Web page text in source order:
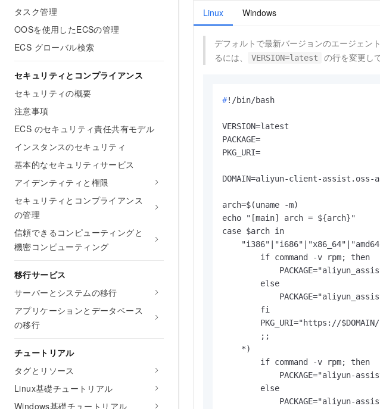
タスク管理
OOSを使用したECSの管理
ECS グローバル検索
セキュリティとコンプライアンス
セキュリティの概要
注意事項
ECS のセキュリティ責任共有モデル
インスタンスのセキュリティ
基本的なセキュリティサービス
アイデンティティと権限
セキュリティとコンプライアンス
の管理
信頼できるコンピューティングと
機密コンピューティング
移行サービス
サーバーとシステムの移行
アプリケーションとデータベース
の移行
チュートリアル
タグとリソース
Linux基礎チュートリアル
Windows基礎チュートリアル
Linux Windows
デフォルトで最新バージョンのエージェン
るには、
VERSION=latest の行を変更し
#!/bin/bash
VERSION=latest
PACKAGE=
PKG_URI=
DOMAIN=aliyun-client-assist.oss-
arch=$(uname -m)
echo "[main] arch = ${arch}"
case $arch in
        if command -v rpm; then
        else
        fi
PKG_URI="https://
        ;;
    *)
        if command -v rpm; then
PACKAGE="aliyun-
        else
PACKAGE="aliyun-